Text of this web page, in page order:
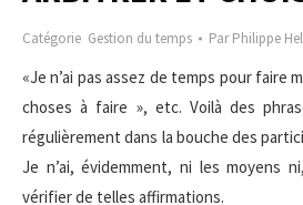
Catégorie Gestion du temps ParPhilippe
«Je n’ai pas assez de temps pour faire
choses à faire », etc. Voilà des
régulièrement dans la bouche des
Je n’ai, évidemment, ni les moyens
vérifier de telles affirmations.